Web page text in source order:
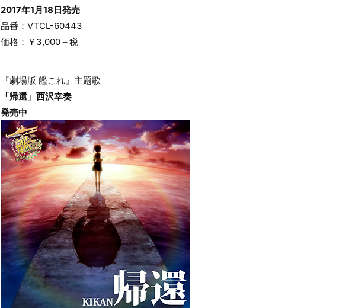
2017年1月18日発売
品番：VTCL-60443
価格：￥3,000＋税
『劇場版 艦これ』主題歌
「帰還」西沢幸奏
発売中